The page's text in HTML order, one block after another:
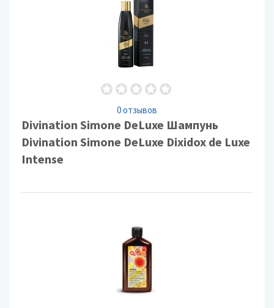
0 отзывов
Divination Simone DeLuxe Шампунь
Divination Simone DeLuxe Dixidox de Luxe
Intense